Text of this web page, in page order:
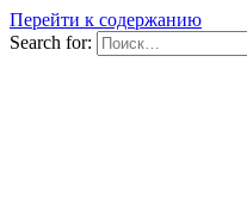
Перейти к содержанию
Search for: